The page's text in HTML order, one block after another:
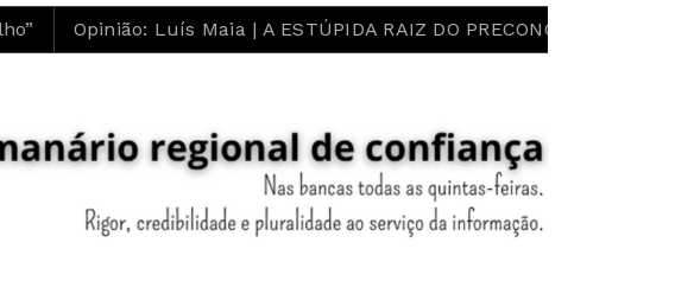
Luís Maia | A ESTÚPIDA RAIZ DO PRECONCEITO E DO ESTEREÓTIPO!